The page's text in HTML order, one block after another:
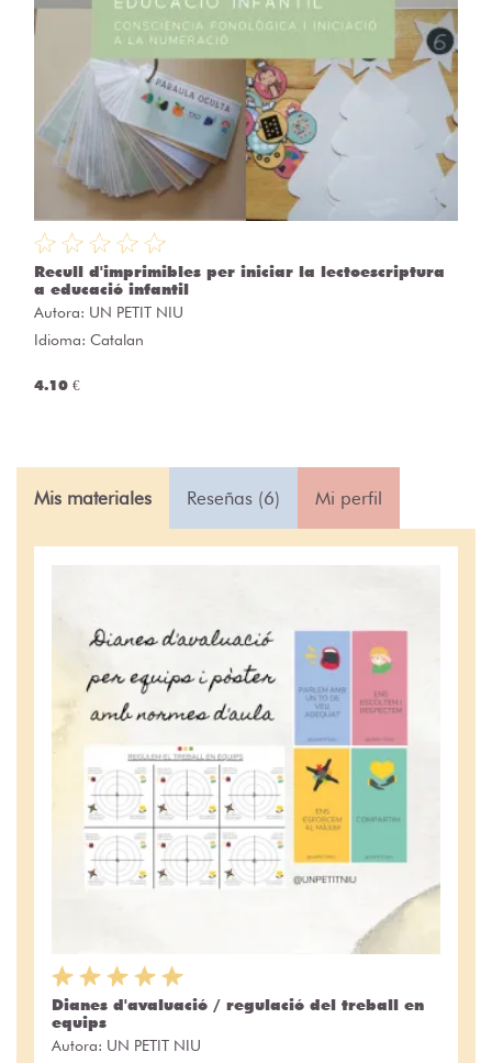
Recull d'imprimibles per iniciar la lectoescriptura
a educació infantil
Autora: UN PETIT NIU
Idioma: Catalan
4.10 €
Mis materiales Reseñas (6) Mi perfil
Dianes d'avaluació / regulació del treball en
equips
Autora: UN PETIT NIU